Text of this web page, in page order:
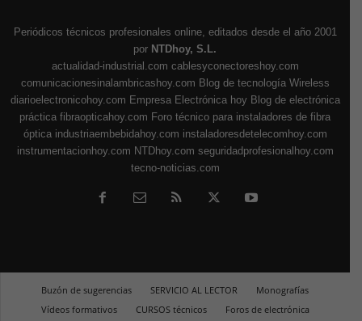
Periódicos técnicos profesionales online, editados desde el año 2001
por NTDhoy, S.L.
actualidad-industrial.com cablesyconectoreshoy.com
comunicacionesinalambricashoy.com Blog de tecnología Wireless
diarioelectronicohoy.com Empresa Electrónica hoy Blog de electrónica
práctica fibraopticahoy.com Foro técnico para instaladores de fibra
óptica industriaembebidahoy.com instaladoresdetelecomhoy.com
instrumentacionhoy.com NTDhoy.com seguridadprofesionalhoy.com
tecno-noticias.com
Buzón de sugerencias SERVICIO AL LECTOR
Monografías
Vídeos formativos
CURSOS técnicos
Foros de electrónica